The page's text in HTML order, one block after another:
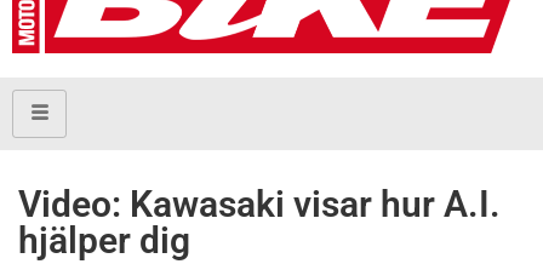
Video: Kawasaki visar hur A.I.
hjälper dig